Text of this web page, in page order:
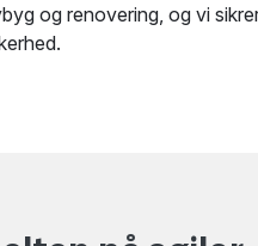
og renovering, og vi